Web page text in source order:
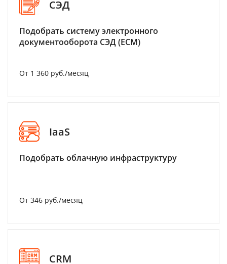
СЭД
Подобрать систему электронного
документооборота СЭД (ECM)
От 1 360 руб./месяц
IaaS
Подобрать облачную инфраструктуру
От 346 руб./месяц
CRM